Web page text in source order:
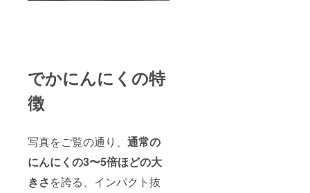
でかにんにくの特
徴
写真をご覧の通り、 通常の
にんにくの3〜5倍ほどの大
きさを誇る、インパクト抜